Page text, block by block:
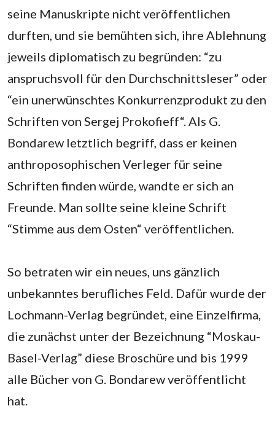
seine Manuskripte nicht veröffentlichen
durften, und sie bemühten sich, ihre Ablehnung
jeweils diplomatisch zu begründen: “zu
anspruchsvoll für den Durchschnittsleser” oder
“ein unerwünschtes Konkurrenzprodukt zu den
Schriften von Sergej Prokofieff“. Als G.
Bondarew letztlich begriff, dass er keinen
anthroposophischen Verleger für seine
Schriften finden würde, wandte er sich an
Freunde. Man sollte seine kleine Schrift
“Stimme aus dem Osten“ veröffentlichen.
‌So betraten wir ein neues, uns gänzlich
unbekanntes berufliches Feld. Dafür wurde der
Lochmann-Verlag begründet, eine Einzelfirma,
die zunächst unter der Bezeichnung “Moskau-
Basel-Verlag” diese Broschüre und bis 1999
alle Bücher von G. Bondarew veröffentlicht
hat.